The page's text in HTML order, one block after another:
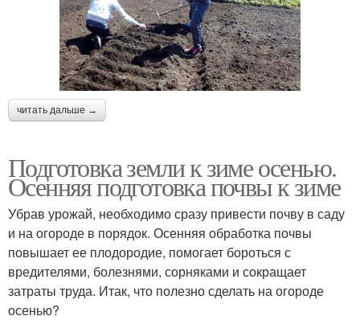
читать дальше →
Подготовка земли к зиме осенью.
Осенняя подготовка почвы к зиме
Убрав урожай, необходимо сразу привести почву в саду
и на огороде в порядок. Осенняя обработка почвы
повышает ее плодородие, помогает бороться с
вредителями, болезнями, сорняками и сокращает
затраты труда. Итак, что полезно сделать на огороде
осенью?